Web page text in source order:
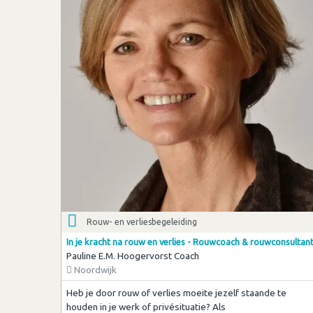
Rouw- en verliesbegeleiding
In je kracht na rouw en verlies - Rouwcoach & rouwconsultant
Pauline E.M. Hoogervorst Coach
Noordwijk
Heb je door rouw of verlies moeite jezelf staande te
houden in je werk of privésituatie? Als